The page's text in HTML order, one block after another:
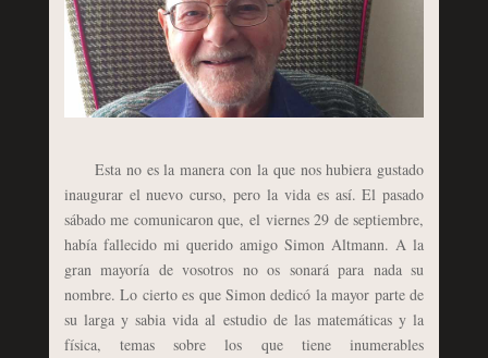
Esta no es la manera con la que nos hubiera gustado
inaugurar el nuevo curso, pero la vida es así. El pasado
sábado me comunicaron que, el viernes 29 de septiembre,
había fallecido mi querido amigo Simon Altmann. A la
gran mayoría de vosotros no os sonará para nada su
nombre. Lo cierto es que Simon dedicó la mayor parte de
su larga y sabia vida al estudio de las matemáticas y la
física, temas sobre los que tiene inumerables